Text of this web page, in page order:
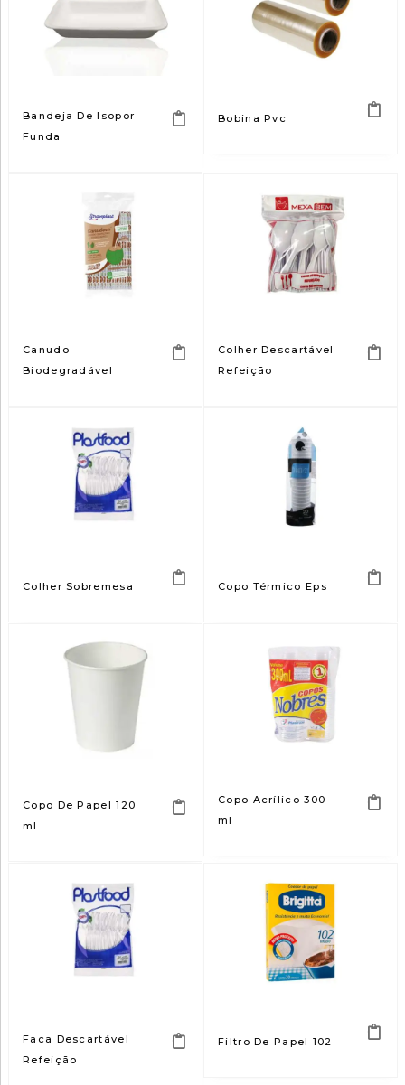
Bandeja De Isopor
Funda
Bobina Pvc
Canudo
Biodegradável
Colher Descartável
Refeição
Colher Sobremesa Copo Térmico Eps
Copo De Papel 120
ml
Copo Acrílico 300
ml
Faca Descartável
Refeição
Filtro De Papel 102